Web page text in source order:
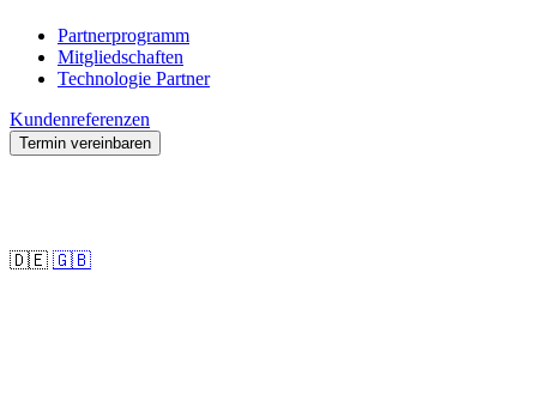
Partnerprogramm
Mitgliedschaften
Technologie Partner
Kundenreferenzen
Termin vereinbaren
🇩🇪 🇬🇧